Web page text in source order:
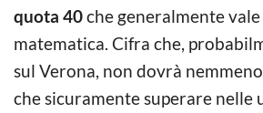
quota 40che generalmente vale
matematica. Cifra che,
sul Verona, non dovrà
che sicuramente superare nelle